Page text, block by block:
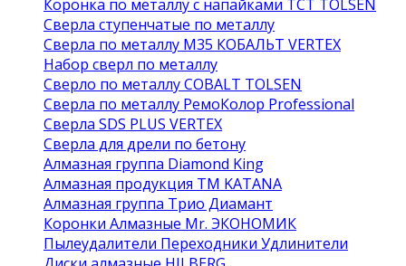
Коронка по металлу с напайками TCT TOLSEN
Сверла ступенчатые по металлу
Сверла по металлу М35 КОБАЛЬТ VERTEX
Набор сверл по металлу
Сверло по металлу COBALT TOLSEN
Сверла по металлу РемоКолор Professional
Сверла SDS PLUS VERTEX
Сверла для дрели по бетону
Алмазная группа Diamond King
Алмазная продукция ТМ KATANA
Алмазная группа Трио Диамант
Коронки Алмазные Mr. ЭКОНОМИК
Пылеудалители Переходники Удлинители